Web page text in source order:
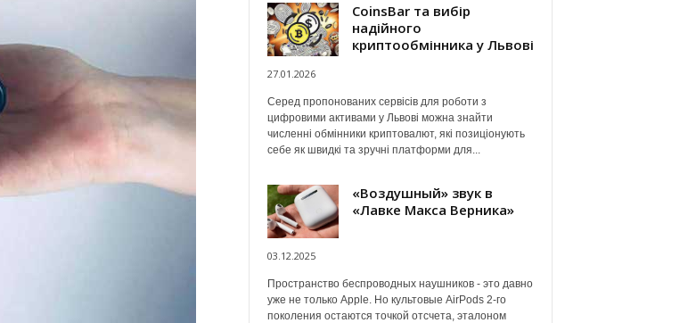
CoinsBar та вибір
надійного
криптообмінника у Львові
27.01.2026
Серед пропонованих сервісів для роботи з
цифровими активами у Львові можна знайти
численні обмінники криптовалют, які позиціонують
себе як швидкі та зручні платформи для...
«Воздушный» звук в
«Лавке Макса Верника»
03.12.2025
Пространство беспроводных наушников - это давно
уже не только Apple. Но культовые AirPods 2-го
поколения остаются точкой отсчета, эталоном